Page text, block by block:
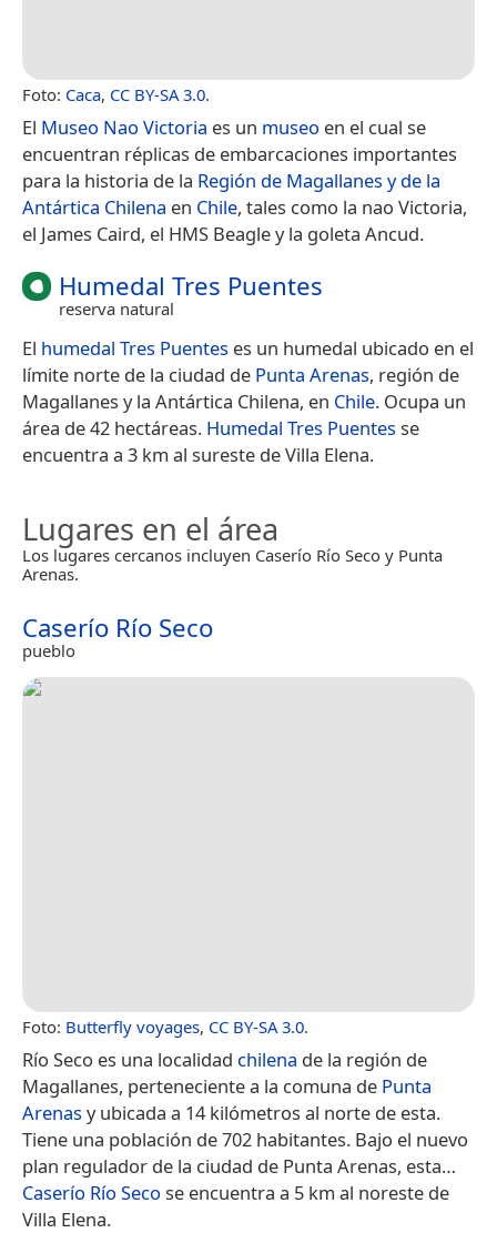
Foto: Caca, CC BY-SA 3.0.
El Museo Nao Victoria es un museo en el cual se
encuentran réplicas de embarcaciones importantes
para la historia de la Región de Magallanes y de la
Antártica Chilena en Chile, tales como la nao Victoria,
el James Caird, el HMS Beagle y la goleta Ancud.
Humedal Tres Puentes
reserva natural
El humedal Tres Puentes es un humedal ubicado en el
límite norte de la ciudad de Punta Arenas, región de
Magallanes y la Antártica Chilena, en Chile. Ocupa un
área de 42 hectáreas. Humedal Tres Puentesse
encuentra a 3 km al sureste de Villa Elena.
Lugares en el área
Los lugares cercanos incluyen Caserío Río Seco y Punta
Arenas.
Caserío Río Seco
pueblo
Foto: Butterfly voyages, CC BY-SA 3.0.
Río Seco es una localidad chilena de la región de
Magallanes, perteneciente a la comuna de Punta
Arenasy ubicada a 14 kilómetros al norte de esta.
Tiene una población de 702 habitantes.​ Bajo el nuevo
plan regulador de la ciudad de Punta Arenas, esta…
Caserío Río Seco se encuentra a 5 km al noreste de
Villa Elena.